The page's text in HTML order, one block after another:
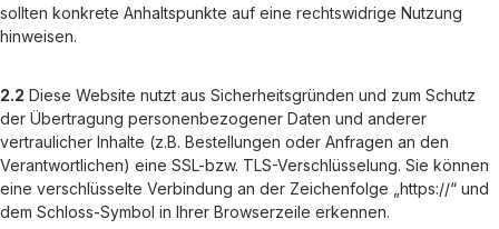
sollten konkrete Anhaltspunkte auf eine rechtswidrige Nutzung
hinweisen.
2.2 Diese Website nutzt aus Sicherheitsgründen und zum Schutz
der Übertragung personenbezogener Daten und anderer
vertraulicher Inhalte (z.B. Bestellungen oder Anfragen an den
Verantwortlichen) eine SSL-bzw. TLS-Verschlüsselung. Sie können
eine verschlüsselte Verbindung an der Zeichenfolge „https://“ und
dem Schloss-Symbol in Ihrer Browserzeile erkennen.